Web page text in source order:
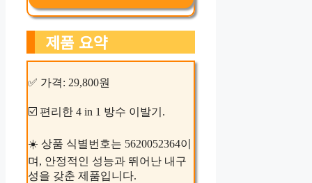
제품 요약
✅ 가격: 29,800원
☑️ 편리한 4 in 1 방수 이발기.
☀️ 상품 식별번호는 5620052364이
며, 안정적인 성능과 뛰어난 내구
성을 갖춘 제품입니다.